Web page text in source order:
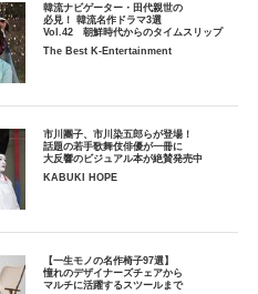
韓流ナビゲーター・田代親世の
必見！ 韓流名作ドラマ3選
Vol.42 朝鮮時代からのタイムスリップ
The Best K-Entertainment
市川團子、市川染五郎らが登場！
話題の若手歌舞伎俳優が一冊に
大反響のビジュアル本が絶賛発売中
KABUKI HOPE
【一生モノの名作椅子97選】
憧れのデザイナーズチェアから
マルチに活躍するスツールまで